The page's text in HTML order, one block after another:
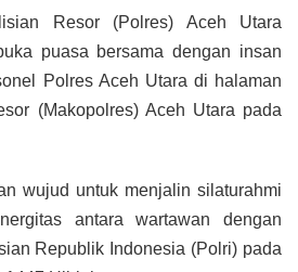
Resor (Polres) Aceh Utara
puasa bersama dengan insan
Polres Aceh Utara di halaman
(Makopolres) Aceh Utara pada
wujud untuk menjalin silaturahmi
antara wartawan dengan
Republik Indonesia (Polri) pada